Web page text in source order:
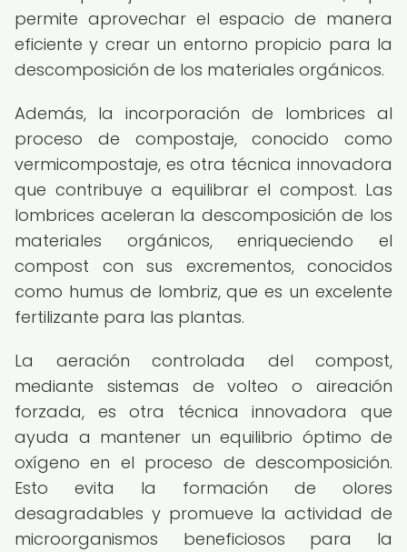
permite aprovechar el espacio de manera
eficiente y crear un entorno propicio para la
descomposición de los materiales orgánicos.
Además, la incorporación de lombrices al
proceso de compostaje, conocido como
vermicompostaje, es otra técnica innovadora
que contribuye a equilibrar el compost. Las
lombrices aceleran la descomposición de los
materiales orgánicos, enriqueciendo el
compost con sus excrementos, conocidos
como humus de lombriz, que es un excelente
fertilizante para las plantas.
La aeración controlada del compost,
mediante sistemas de volteo o aireación
forzada, es otra técnica innovadora que
ayuda a mantener un equilibrio óptimo de
oxígeno en el proceso de descomposición.
Esto evita la formación de olores
desagradables y promueve la actividad de
microorganismos beneficiosos para la